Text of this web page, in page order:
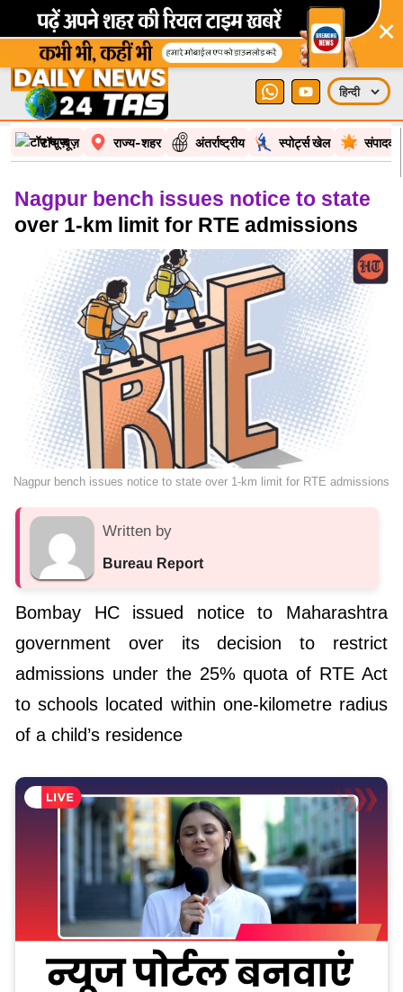
×
टॉप न्यूज़ राज्य-शहर अंतर्राष्ट्रीय स्पोर्ट्स खेल
Nagpur bench issues notice to state
over 1-km limit for RTE admissions
Nagpur bench issues notice to state over 1-km limit for RTE admissions
Written by
Bureau Report
Bombay HC issued notice to Maharashtra
government over its decision to restrict
admissions under the 25% quota of RTE Act
to schools located within one-kilometre radius
of a child’s residence